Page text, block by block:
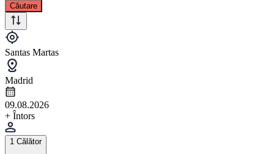
Căutare
Santas Martas
Madrid
09.08.2026
+ Întors
1 Călător